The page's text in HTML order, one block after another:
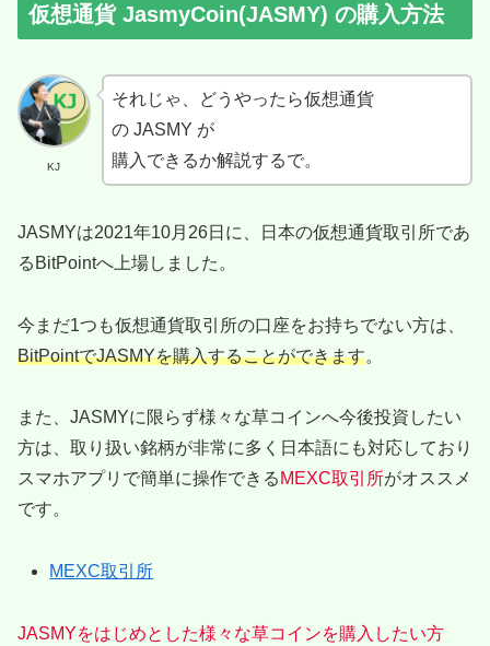
仮想通貨 JasmyCoin(JASMY) の購入方法
KJ
それじゃ、どうやったら仮想通貨
の JASMY が
購入できるか解説するで。
JASMYは2021年10月26日に、日本の仮想通貨取引所であ
るBitPointへ上場しました。
今まだ1つも仮想通貨取引所の口座をお持ちでない方は、
BitPointでJASMYを購入することができます。
また、JASMYに限らず様々な草コインへ今後投資したい
方は、取り扱い銘柄が非常に多く日本語にも対応しており
スマホアプリで簡単に操作できる MEXC取引所がオススメ
です。
MEXC取引所
JASMYをはじめとした様々な草コインを購入したい方